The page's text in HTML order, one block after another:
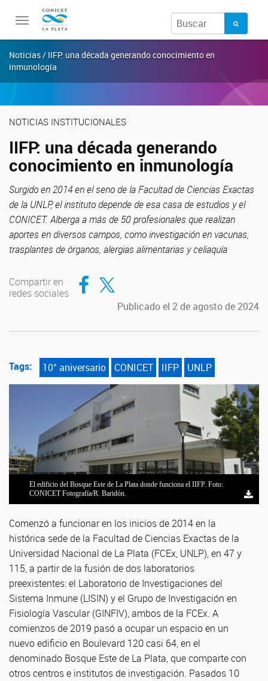
Toggle
navigation
Noticias / IIFP: una década generando conocimiento en
inmunología
NOTICIAS INSTITUCIONALES
IIFP: una década generando
conocimiento en inmunología
Surgido en 2014 en el seno de la Facultad de Ciencias Exactas
de la UNLP, el instituto depende de esa casa de estudios y el
CONICET. Alberga a más de 50 profesionales que realizan
aportes en diversos campos, como investigación en vacunas,
trasplantes de órganos, alergias alimentarias y celiaquía
Compartir en
redes sociales
Compartir en Facebook
Compartir en Twitter
Publicado el 2 de agosto de 2024
Tags: 10° aniversario CONICET IIFP UNLP
El edificio del Bosque Este de La Plata donde funciona el IIFP. Foto:
CONICET Fotografía/R. Baridón.
Comenzó a funcionar en los inicios de 2014 en la
histórica sede de la Facultad de Ciencias Exactas de la
Universidad Nacional de La Plata (FCEx, UNLP), en 47 y
115, a partir de la fusión de dos laboratorios
preexistentes: el Laboratorio de Investigaciones del
Sistema Inmune (LISIN) y el Grupo de Investigación en
Fisiología Vascular (GINFIV), ambos de la FCEx. A
comienzos de 2019 pasó a ocupar un espacio en un
nuevo edificio en Boulevard 120 casi 64, en el
denominado Bosque Este de La Plata, que comparte con
otros centros e institutos de investigación. Pasados 10